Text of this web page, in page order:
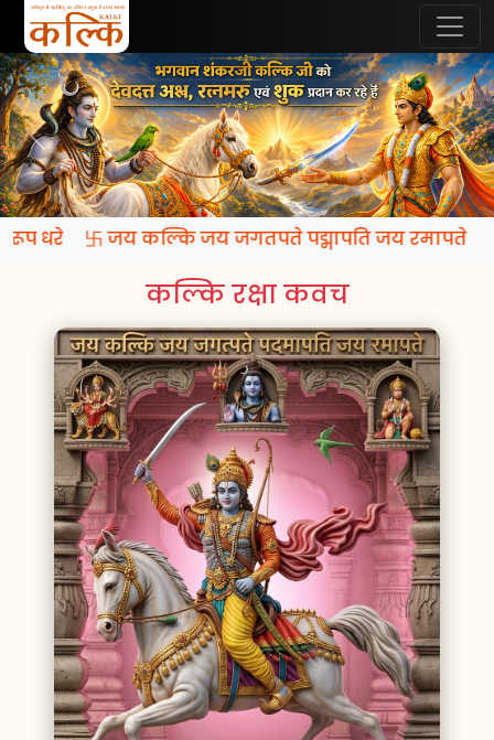
धरे 卐 जय कल्कि जय जगतपते पद्मापति जय रमापते
कल्कि रक्षा कवच